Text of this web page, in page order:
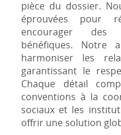
pièce du dossier.
éprouvées pour
encourager des
bénéfiques. Notre
harmoniser les
garantissant le
Chaque détail
conventions à la
sociaux et les
offrir une solution